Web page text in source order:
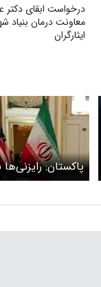
درخواست ابقای دکتر
معاونت درمان بنیاد
ایثارگران
پاکستان: رایزنی‌ها
جنگ آمریکا علیه